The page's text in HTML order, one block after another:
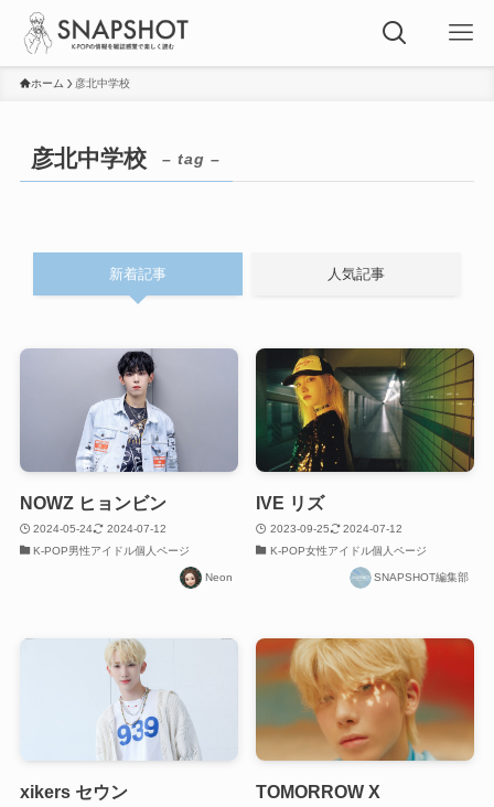
ホーム 彦北中学校
彦北中学校 – tag –
新着記事 人気記事
NOWZ ヒョンビン
2024-05-24
2024-07-12
K-POP男性アイドル個人ページ
Neon
IVE リズ
2023-09-25
2024-07-12
K-POP女性アイドル個人ページ
SNAPSHOT編集部
xikers セウン
TOMORROW X